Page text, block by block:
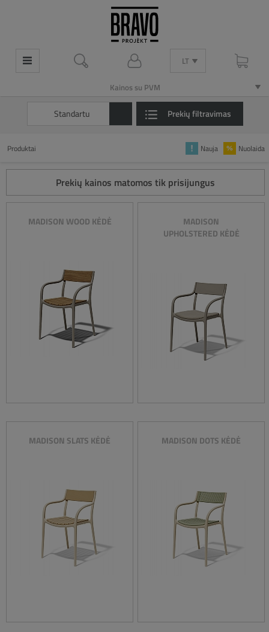
LT
Kainos su PVM
Standartu Prekių filtravimas
Produktai Nauja Nuolaida
Prekių kainos matomos tik prisijungus
MADISON WOOD KĖDĖ
MADISON
UPHOLSTERED KĖDĖ
MADISON SLATS KĖDĖ MADISON DOTS KĖDĖ